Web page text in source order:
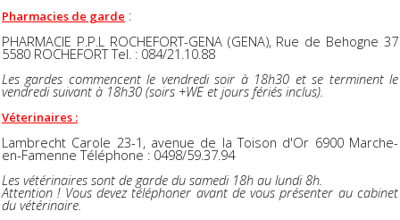
Pharmacies de garde :
PHARMACIE P.P.L ROCHEFORT-GENA (GENA), Rue de Behogne 37
5580 ROCHEFORT Tel. : 084/21.10.88
Les gardes commencent le vendredi soir à 18h30 et se terminent le
vendredi suivant à 18h30 (soirs +WE et jours fériés inclus).
Véterinaires :
Lambrecht Carole 23-1, avenue de la Toison d'Or 6900 Marche-
en-Famenne Téléphone : 0498/59.37.94
Les vétérinaires sont de garde du samedi 18h au lundi 8h.
Attention ! Vous devez téléphoner avant de vous présenter au cabinet
du vétérinaire.